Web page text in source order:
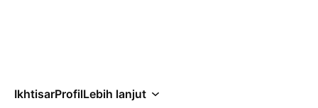
IkhtisarProfilLebih lanjut